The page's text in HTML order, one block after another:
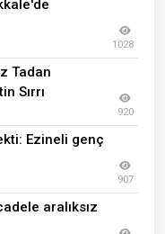
1028
Tadan
Sırrı
920
Ezineli genç
907
aralıksız